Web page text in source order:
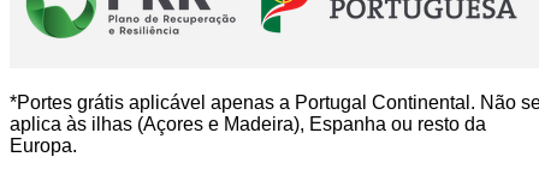
*Portes grátis aplicável apenas a Portugal Continental. Não
aplica às ilhas (Açores e Madeira), Espanha ou resto da
Europa.